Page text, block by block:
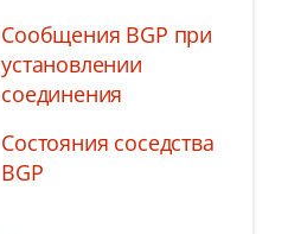
Сообщения BGP при
установлении
соединения
Состояния соседства
BGP